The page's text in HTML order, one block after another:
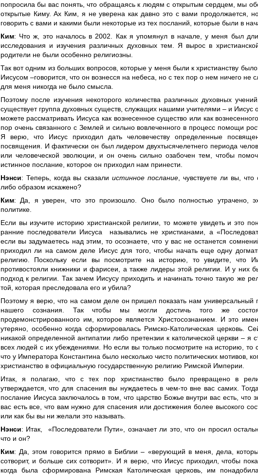
попросила бы вас понять, что обращаясь к людям с открытым сердцем, мы
открытые Киму. Ах Ким, я не уверена как давно это с вами продолжается,
говорить с вами и какими были некоторые из тех посланий, которые были в
Ким: Что ж, это началось в 2002. Как я упомянул в начале, у меня был
исследования и изучения различных духовных тем. Я вырос в
родители не были особенно религиозны.
Так вот одним из больших вопросов, которые у меня были к христианству
Иисусом –говорится, что он вознесся на небеса, но с тех пор о нем ничего не
для меня никогда не было смысла.
Поэтому после изучения некоторого количества различных духовных
существует группа духовных существ, служащих нашими учителями – и Иисус
можете рассматривать Иисуса как вознесенное существо или как
пор очень связанного с Землей и сильно вовлеченного в процесс помощи
Я верю, что Иисус приходил дать человечеству определенные
посвящения. И фактически он был лидером двухтысячелетнего периода
или человеческой эволюции, и он очень сильно озабочен тем, чтобы
истинное послание, которое он приходил нам принести.
Нэнси: Теперь, когда вы сказалиистинное послание, чувствуете ли вы,
либо образом искажено?
Ким: Да, я уверен, что это произошло. Оно было полностью утрачено,
политике.
Если вы изучите историю христианской религии, то можете увидеть и это
ранние последователи Иисуса назывались не христианами, а
если вы задумаетесь над этим, то осознаете, что у вас не останется
приходил ли на самом деле Иисус для того, чтобы начать еще одну
религию. Поскольку если вы посмотрите на историю, то увидите, что
противостояли книжники и фарисеи, а также лидеры этой религии. И у них
подход к религии. Так зачем Иисусу приходить и начинать точно такую же
той, которая преследовала его и убила?
Поэтому я верю, что на самом деле он пришел показать нам универсальный
нашего сознания. Так чтобы мы могли достичь того же
продемонстрированного им, которое является Христосознанием. И это
утеряно, особенно когда сформировалась Римско-Католическая церковь.
никакой определенной антипатии либо претензии к католической церкви – я
всех людей с их убеждениями. Но если вы только посмотрите на историю, то
что у Императора Константина было несколько чисто политических мотивов,
христианство в официальную государственную религию Римской Империи.
Итак, я полагаю, что с тех пор христианство было превращено в
утверждается, что для спасения вы нуждаетесь в чем-то вне вас самих.
послание Иисуса заключалось в том, что царство Божье внутри вас есть, что
вас есть все, что вам нужно для спасения или достижения более высокого
или как бы вы ни желали это называть.
Нэнси: Итак, «Последователи Пути», означает ли это, что он просил
что и он?
Ким: Да, этом говорится прямо в Библии – «верующий в меня, дела,
сотворит, и больше сих сотворит». И я верю, что Иисус приходил, чтобы
когда была сформирована Римская Католическая церковь, им